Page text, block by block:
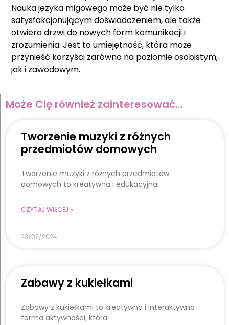
Nauka języka migowego może być nie tylko
satysfakcjonującym doświadczeniem, ale także
otwiera drzwi do nowych form komunikacji i
zrozumienia. Jest to umiejętność, która może
przynieść korzyści zarówno na poziomie osobistym,
jak i zawodowym.
Może Cię również zainteresować...
Tworzenie muzyki z różnych
przedmiotów domowych
Tworzenie muzyki z różnych przedmiotów
domowych to kreatywna i edukacyjna
CZYTAJ WIĘCEJ »
23/02/2024
Zabawy z kukiełkami
Zabawy z kukiełkami to kreatywna i interaktywna
forma aktywności, która